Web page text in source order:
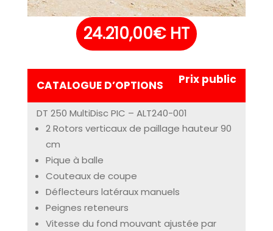
24.210,00€ HT
CATALOGUE D’OPTIONS Prix public
DT 250 MultiDisc PIC – ALT240-001
2 Rotors verticaux de paillage hauteur 90
cm
Pique à balle
Couteaux de coupe
Déflecteurs latéraux manuels
Peignes reteneurs
Vitesse du fond mouvant ajustée par